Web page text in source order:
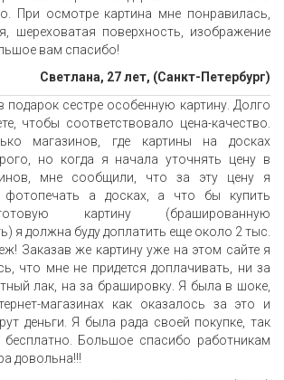
При осмотре картина мне понравилась,
шереховатая поверхность, изображение
вам спасибо!
Светлана, 27 лет, (Санкт-Петербург)
подарок сестре особенную картину. Долго
чтобы соответствовало цена-качество.
магазинов, где картины на досках
но когда я начала уточнять цену в
мне сообщили, что за эту цену я
фотопечать а досках, а что бы купить
картину (брашированную
я должна буду доплатить еще около 2 тыс.
Заказав же картину уже на этом сайте я
что мне не придется доплачивать, ни за
лак, на за брашировку. Я была в шоке,
магазинах как оказалось за это и
деньги. Я была рада своей покупке, так
Большое спасибо работникам
довольна!!!